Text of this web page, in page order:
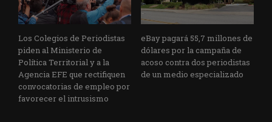
Los Colegios de Periodistas
piden al Ministerio de
Política Territorial y a la
Agencia EFE que rectifiquen
convocatorias de empleo por
favorecer el intrusismo
eBay pagará 55,7 millones de
dólares por la campaña de
acoso contra dos periodistas
de un medio especializado